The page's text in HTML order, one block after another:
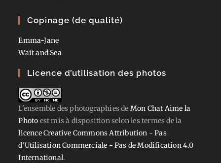
Copinage (de qualité)
Emma-Jane
Wait and Sea
Licence d’utilisation des photos
L'ensemble des photographiesde Mon Chat Aime la
Photo est mis à disposition selon les termes de la
licence Creative Commons Attribution - Pas
d'Utilisation Commerciale - Pas de Modification 4.0
International.